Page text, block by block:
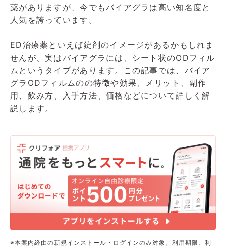
薬がありますが、今でもバイアグラは高い知名度と
人気を誇っています。
ED治療薬といえば錠剤のイメージがあるかもしれま
せんが、実はバイアグラには、シート状のODフィル
ムというタイプがあります。この記事では、バイア
グラODフィルムのの特徴や効果、メリット、副作
用、飲み方、入手方法、価格などについて詳しく解
説します。
※本案内経由の新規インストール・ログインのみ対象。利用期限、利